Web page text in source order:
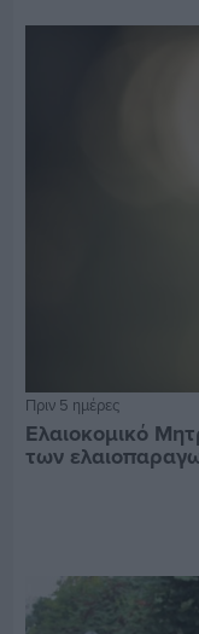
Πριν 5 ημέρες
Ελαιοκομικό
των